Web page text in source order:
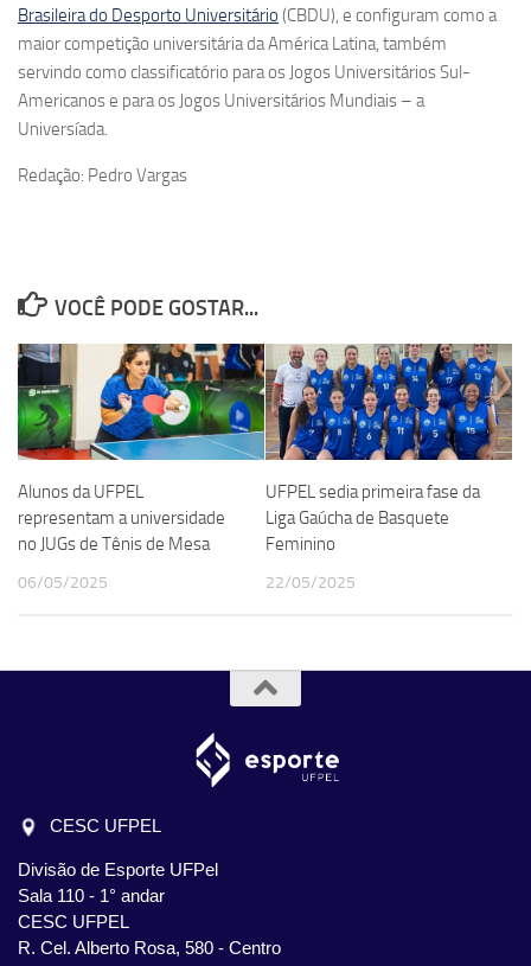
Brasileira do Desporto Universitário (CBDU), e configuram como a
maior competição universitária da América Latina, também
servindo como classificatório para os Jogos Universitários Sul-
Americanos e para os Jogos Universitários Mundiais – a
Universíada.
Redação: Pedro Vargas
VOCÊ PODE GOSTAR...
Alunos da UFPEL
representam a universidade
no JUGs de Tênis de Mesa
06/05/2025
UFPEL sedia primeira fase da
Liga Gaúcha de Basquete
Feminino
22/05/2025
CESC UFPEL
Divisão de Esporte UFPel
Sala 110 - 1° andar
CESC UFPEL
R. Cel. Alberto Rosa, 580 - Centro